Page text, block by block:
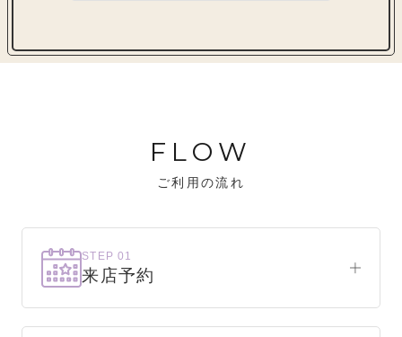
FLOW
ご利用の流れ
STEP 01
来店予約